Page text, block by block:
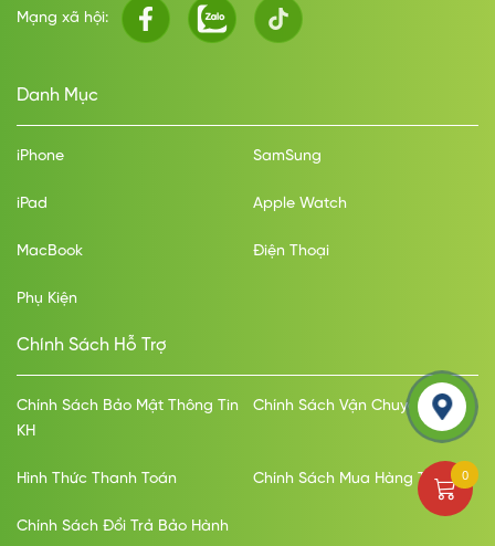
Mạng xã hội:
Danh Mục
iPhone SamSung
iPad Apple Watch
MacBook Điện Thoại
Phụ Kiện
Chính Sách Hỗ Trợ
Chính Sách Bảo Mật Thông Tin
KH
Chính Sách Vận Chuyển
Hình Thức Thanh Toán Chính Sách Mua Hàng Trả Góp
Chính Sách Đổi Trả Bảo Hành
0